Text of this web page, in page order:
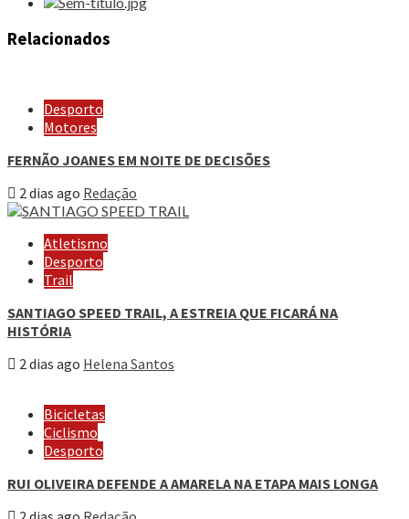
Relacionados
Desporto
Motores
FERNÃO JOANES EM NOITE DE DECISÕES
2 dias ago Redação
Atletismo
Desporto
Trail
SANTIAGO SPEED TRAIL, A ESTREIA QUE FICARÁ NA
HISTÓRIA
2 dias ago Helena Santos
Bicicletas
Ciclismo
Desporto
RUI OLIVEIRA DEFENDE A AMARELA NA ETAPA MAIS LONGA